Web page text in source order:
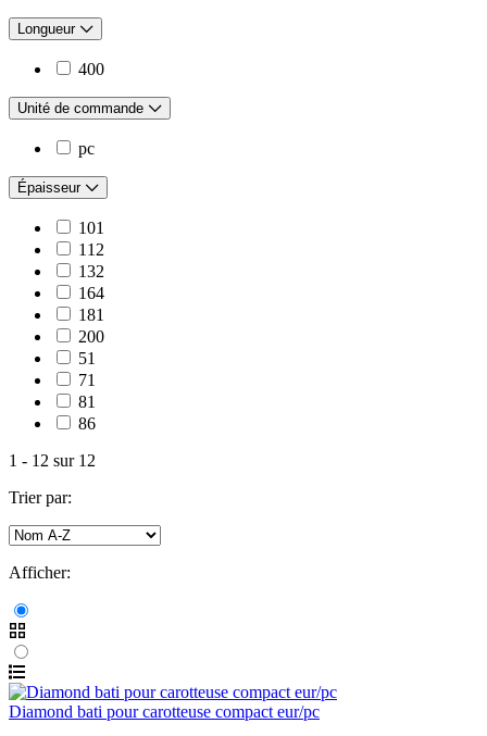
Longueur
400
Unité de commande
pc
Épaisseur
101
112
132
164
181
200
51
71
81
86
1 - 12 sur12
Trier par:
Afficher:
Diamond bati pour carotteuse compact eur/pc